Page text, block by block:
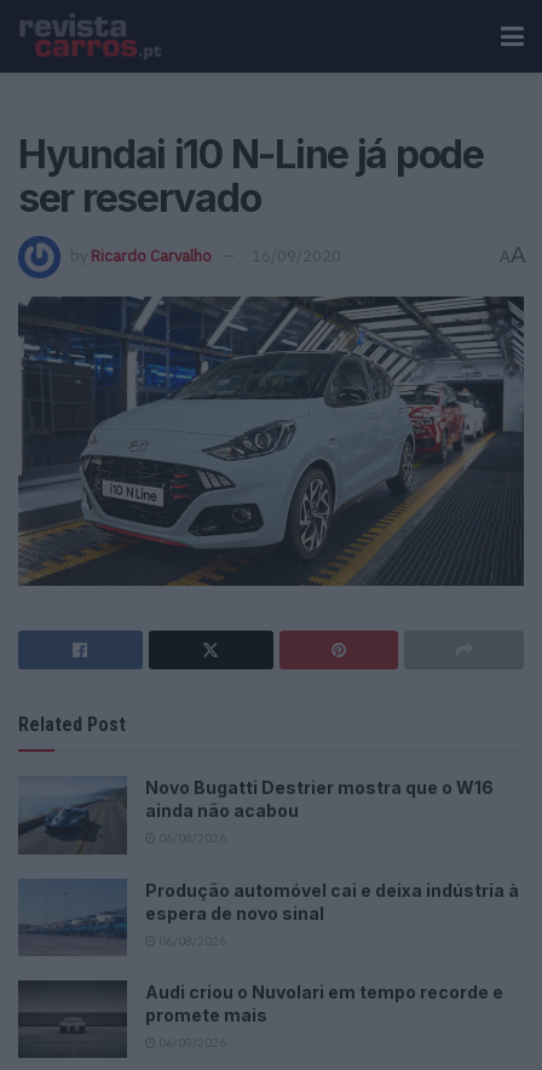
Hyundai i10 N-Line já pode
ser reservado
by Ricardo Carvalho 16/09/2020 AA
Related Post
Novo Bugatti Destrier mostra que o W16
ainda não acabou
Produção automóvel cai e deixa indústria à
espera de novo sinal
Audi criou o Nuvolari em tempo recorde e
promete mais